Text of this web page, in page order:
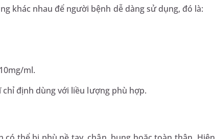
khác nhau để người bệnh dễ dàng sử dụng, đó là:
ml.
định dùng với liều lượng phù hợp.